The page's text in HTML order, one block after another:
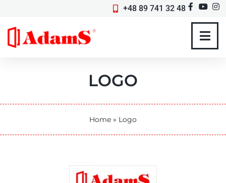
+48 89 741 32 48
LOGO
Home » Logo